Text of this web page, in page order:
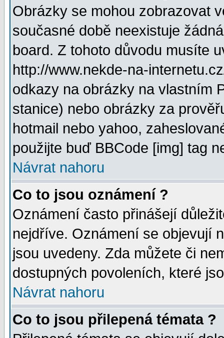
Obrázky se mohou zobrazovat
současné době neexistuje
board. Z tohoto důvodu musíte
http://www.nekde-na-
odkazy na obrázky na vlastním
stanice) nebo obrázky za
hotmail nebo yahoo,
použijte buď BBCode [img] tag
Návrat nahoru
Co to jsou oznámení ?
Oznámení často přinášejí
nejdříve. Oznámení se objevují
jsou uvedeny. Zda můžete či
dostupných povoleních, které
Návrat nahoru
Co to jsou přilepená témata ?